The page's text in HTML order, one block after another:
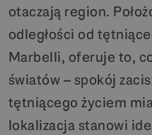
otaczają region.
odległości od
Marbelli, oferuje to,
światów – spokój
tętniącego życiem
lokalizacja stanowi